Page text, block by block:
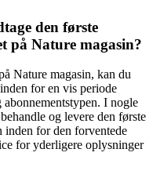
den første
på Nature magasin?
Nature magasin, kan du
for en vis periode
I nogle
og levere den første
inden for den forventede
for yderligere oplysninger